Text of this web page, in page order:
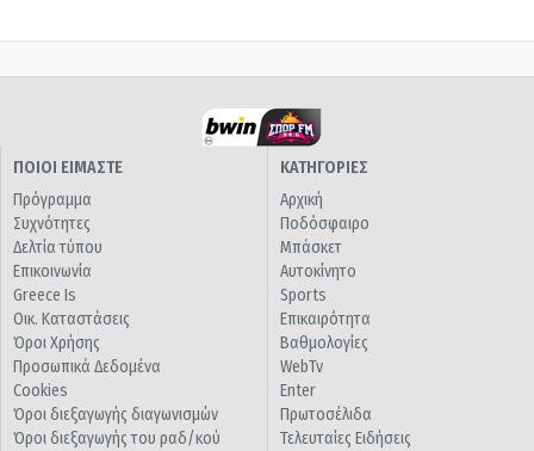
ΠΟΙΟΙ ΕΙΜΑΣΤΕ
Πρόγραμμα
Συχνότητες
Δελτία τύπου
Επικοινωνία
Greece Is
Οικ. Καταστάσεις
Όροι Χρήσης
Προσωπικά Δεδομένα
Cookies
Όροι διεξαγωγής διαγωνισμών
Όροι διεξαγωγής του ραδ/κού
ΚΑΤΗΓΟΡΙΕΣ
Αρχική
Ποδόσφαιρο
Μπάσκετ
Αυτοκίνητο
Sports
Επικαιρότητα
Βαθμολογίες
WebTv
Enter
Πρωτοσέλιδα
Τελευταίες Ειδήσεις